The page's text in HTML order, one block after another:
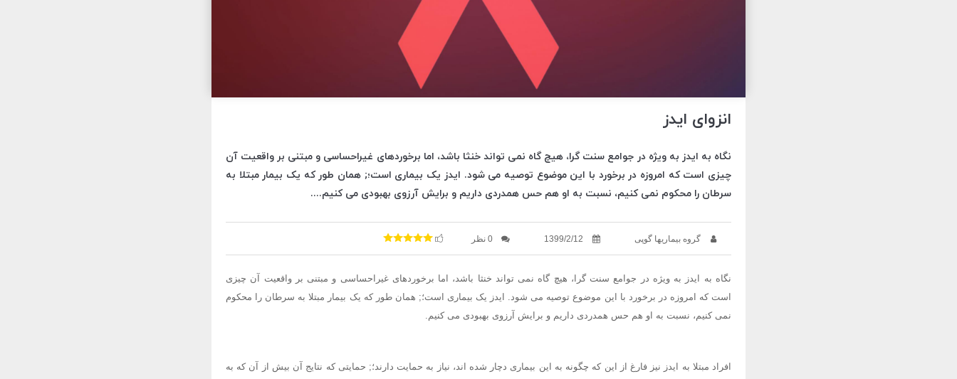
انزوای ایدز
نگاه به ایدز به ویژه در جوامع سنت گرا، هیچ گاه نمی تواند خنثا باشد، اما برخوردهای غیراحساسی و مبتنی بر واقعیت آن
چیزی است که امروزه در برخورد با این موضوع توصیه می شود. ایدز یک بیماری است؛; همان طور که یک بیمار مبتلا به
سرطان را محکوم نمی کنیم، نسبت به او هم حس همدردی داریم و برایش آرزوی بهبودی می کنیم....
گروه بیماریها گوپی 1399/2/12 0 نظر
نگاه به ایدز به ویژه در جوامع سنت گرا، هیچ گاه نمی تواند خنثا باشد، اما برخوردهای غیراحساسی و مبتنی بر واقعیت آن چیزی
است که امروزه در برخورد با این موضوع توصیه می شود. ایدز یک بیماری است؛; همان طور که یک بیمار مبتلا به سرطان را محکوم
نمی کنیم، نسبت به او هم حس همدردی داریم و برایش آرزوی بهبودی می کنیم.
افراد مبتلا به ایدز نیز فارغ از این که چگونه به این بیماری دچار شده اند، نیاز به حمایت دارند؛; حمایتی که نتایج آن بیش از آن که به